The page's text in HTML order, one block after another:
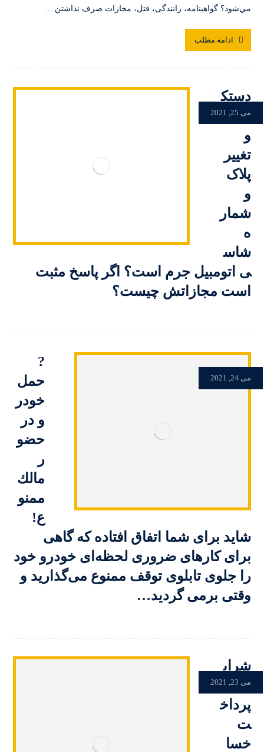
مي‌شود؟ گواهینامه، رانندگی، قتل، مجازات صرف نداشتن ...
ادامه مطلب
دستک
اری
و
تغییر
پلاک
و
شمار
ه
شاس
ی اتومبیل جرم است؟ اگر پاسخ مثبت
است مجازاتش چیست؟
می 25, 2021
?
حمل
خودر
و در
حضو
ر
مالك
ممنو
ع!
شاید برای شما اتفاق افتاده که گاهی
برای کارهای ضروری لحظه‌ای خودرو خود
را جلوی تابلوی توقف ممنوع می‌گذارید و
وقتی برمی گردید…
می 24, 2021
شراي
ط
پرداخ
ت
خسا
می 23, 2021